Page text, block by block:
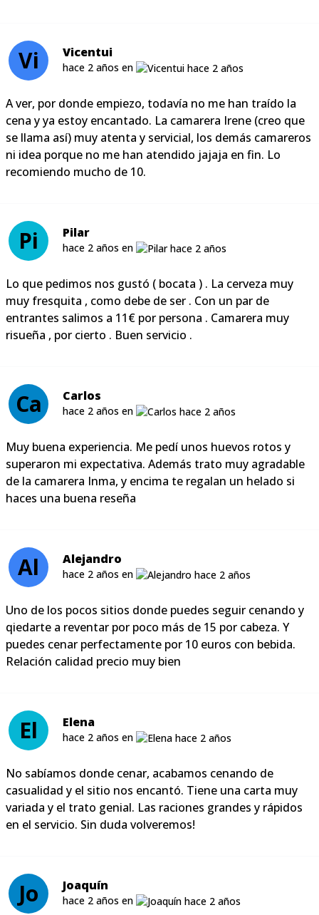
Vi Vicentui
hace 2 años en
A ver, por donde empiezo, todavía no me han traído la
cena y ya estoy encantado. La camarera Irene (creo que
se llama así) muy atenta y servicial, los demás camareros
ni idea porque no me han atendido jajaja en fin. Lo
recomiendo mucho de 10.
Pi Pilar
hace 2 años en
Lo que pedimos nos gustó ( bocata ) . La cerveza muy
muy fresquita , como debe de ser . Con un par de
entrantes salimos a 11€ por persona . Camarera muy
risueña , por cierto . Buen servicio .
Ca Carlos
hace 2 años en
Muy buena experiencia. Me pedí unos huevos rotos y
superaron mi expectativa. Además trato muy agradable
de la camarera Inma, y encima te regalan un helado si
haces una buena reseña
Al Alejandro
hace 2 años en
Uno de los pocos sitios donde puedes seguir cenando y
qiedarte a reventar por poco más de 15 por cabeza. Y
puedes cenar perfectamente por 10 euros con bebida.
Relación calidad precio muy bien
El Elena
hace 2 años en
No sabíamos donde cenar, acabamos cenando de
casualidad y el sitio nos encantó. Tiene una carta muy
variada y el trato genial. Las raciones grandes y rápidos
en el servicio. Sin duda volveremos!
Jo Joaquín
hace 2 años en